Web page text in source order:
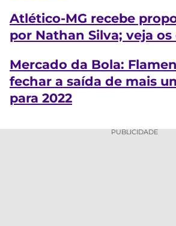
Atlético-MG recebe
por Nathan Silva; veja
Mercado da Bola:
fechar a saída de mais
para 2022
PUBLICIDADE